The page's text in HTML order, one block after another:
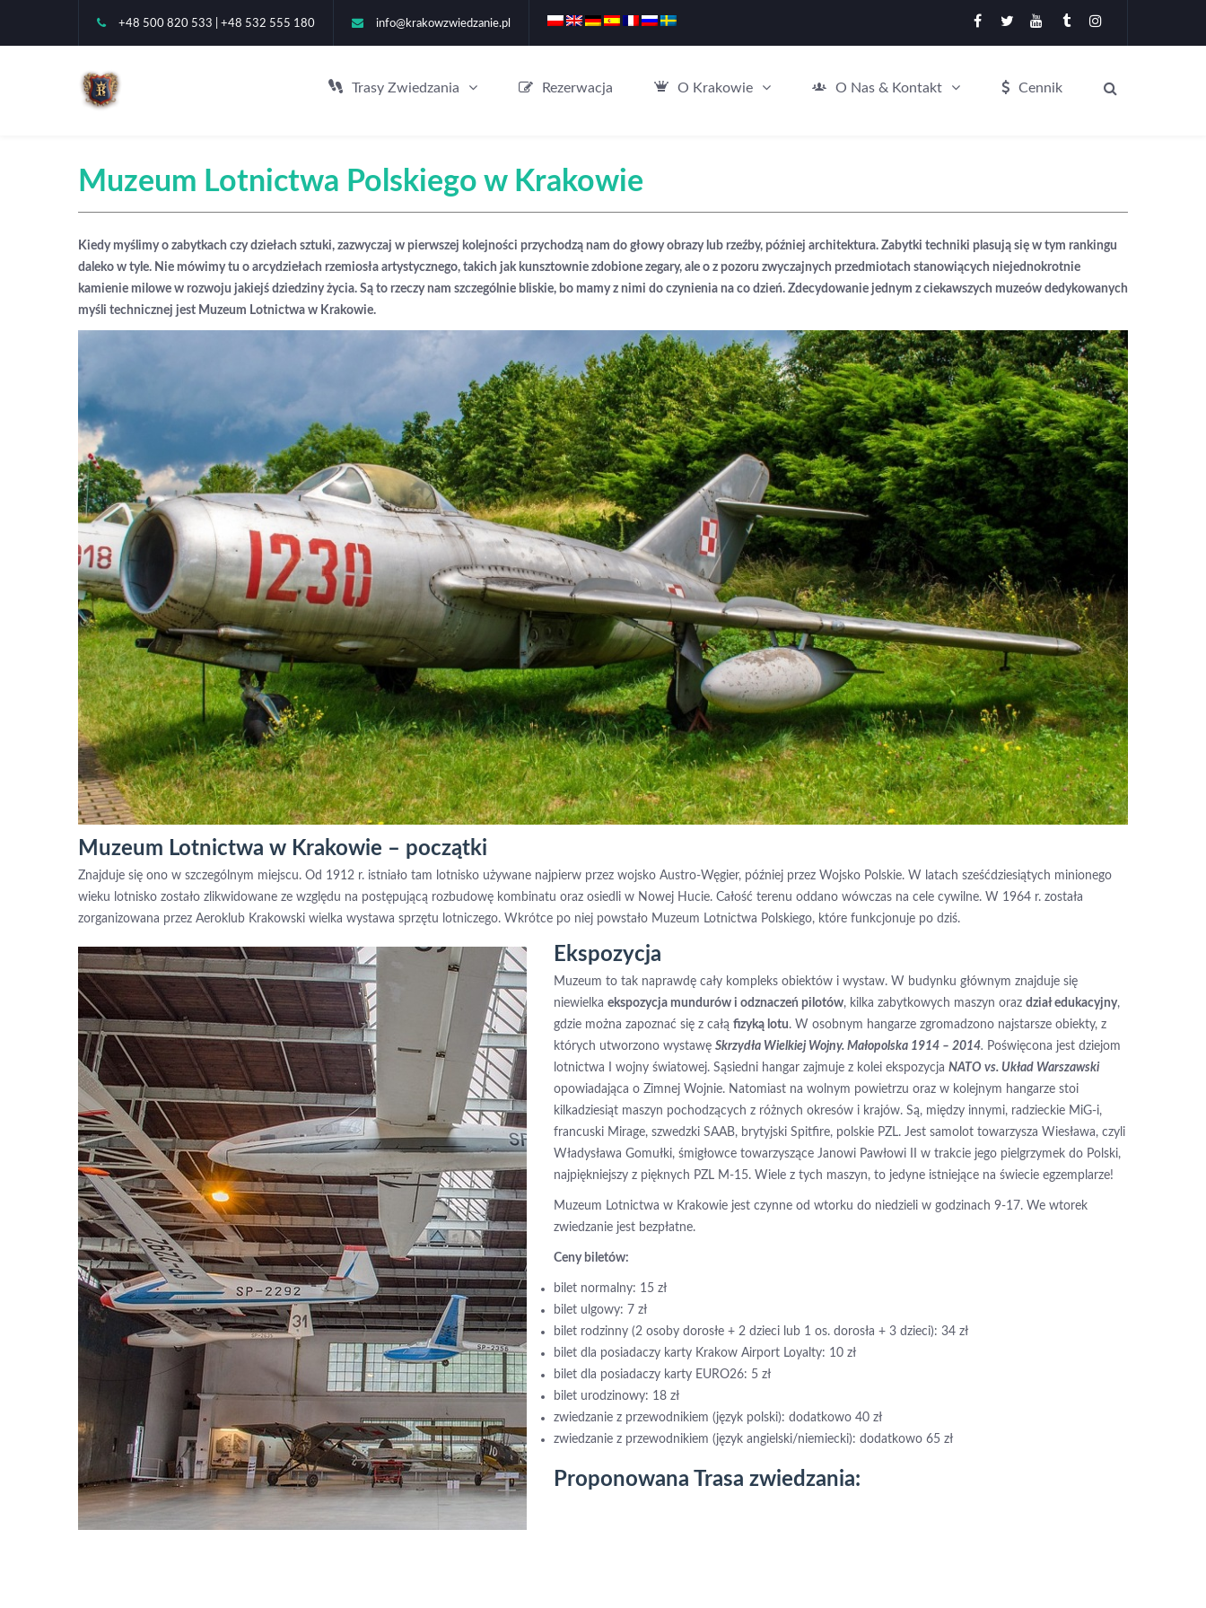
+48 500 820 533 | +48 532 555 180 info@krakowzwiedzanie.pl
Trasy Zwiedzania Rezerwacja O Krakowie O Nas & Kontakt Cennik
Muzeum Lotnictwa Polskiego w Krakowie
Kiedy myślimy o zabytkach czy dziełach sztuki, zazwyczaj w pierwszej kolejności przychodzą nam do głowy obrazy lub rzeźby, później architektura. Zabytki techniki plasują się w tym rankingu
daleko w tyle. Nie mówimy tu o arcydziełach rzemiosła artystycznego, takich jak kunsztownie zdobione zegary, ale o z pozoru zwyczajnych przedmiotach stanowiących niejednokrotnie
kamienie milowe w rozwoju jakiejś dziedziny życia. Są to rzeczy nam szczególnie bliskie, bo mamy z nimi do czynienia na co dzień. Zdecydowanie jednym z ciekawszych muzeów dedykowanych
myśli technicznej jest Muzeum Lotnictwa w Krakowie.
Muzeum Lotnictwa w Krakowie – początki
Znajduje się ono w szczególnym miejscu. Od 1912 r. istniało tam lotnisko używane najpierw przez wojsko Austro-Węgier, później przez Wojsko Polskie. W latach sześćdziesiątych minionego
wieku lotnisko zostało zlikwidowane ze względu na postępującą rozbudowę kombinatu oraz osiedli w Nowej Hucie. Całość terenu oddano wówczas na cele cywilne. W 1964 r. została
zorganizowana przez Aeroklub Krakowski wielka wystawa sprzętu lotniczego. Wkrótce po niej powstało Muzeum Lotnictwa Polskiego, które funkcjonuje po dziś.
Ekspozycja
Muzeum to tak naprawdę cały kompleks obiektów i wystaw. W budynku głównym znajduje się
niewielka ekspozycja mundurów i odznaczeń pilotów, kilka zabytkowych maszyn oraz dział edukacyjny,
gdzie można zapoznać się z całą fizyką lotu. W osobnym hangarze zgromadzono najstarsze obiekty, z
których utworzono wystawę Skrzydła Wielkiej Wojny. Małopolska 1914 – 2014. Poświęcona jest dziejom
lotnictwa I wojny światowej. Sąsiedni hangar zajmuje z kolei ekspozycja NATO vs. Układ Warszawski
opowiadająca o Zimnej Wojnie. Natomiast na wolnym powietrzu oraz w kolejnym hangarze stoi
kilkadziesiąt maszyn pochodzących z różnych okresów i krajów. Są, między innymi, radzieckie MiG-i,
francuski Mirage, szwedzki SAAB, brytyjski Spitfire, polskie PZL. Jest samolot towarzysza Wiesława, czyli
Władysława Gomułki, śmigłowce towarzyszące Janowi Pawłowi II w trakcie jego pielgrzymek do Polski,
najpiękniejszy z pięknych PZL M-15. Wiele z tych maszyn, to jedyne istniejące na świecie egzemplarze!
Muzeum Lotnictwa w Krakowie jest czynne od wtorku do niedzieli w godzinach 9-17. We wtorek
zwiedzanie jest bezpłatne.
Ceny biletów:
bilet normalny: 15 zł
bilet ulgowy: 7 zł
bilet rodzinny (2 osoby dorosłe + 2 dzieci lub 1 os. dorosła + 3 dzieci): 34 zł
bilet dla posiadaczy karty Krakow Airport Loyalty: 10 zł
bilet dla posiadaczy karty EURO26: 5 zł
bilet urodzinowy: 18 zł
zwiedzanie z przewodnikiem (język polski): dodatkowo 40 zł
zwiedzanie z przewodnikiem (język angielski/niemiecki): dodatkowo 65 zł
Proponowana Trasa zwiedzania: